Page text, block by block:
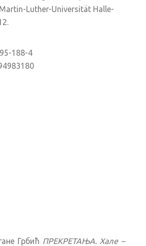
Luther-Universität Halle-
188-4
Грбић ПРЕКРЕТАЊА. Хале –